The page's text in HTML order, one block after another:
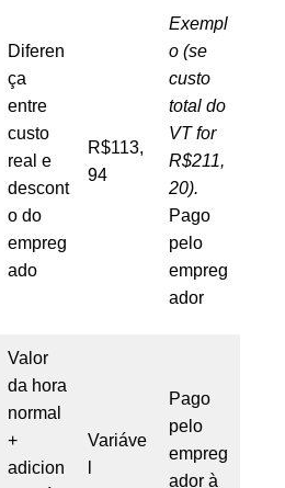
Diferen
ça
entre
custo
real e
descont
o do
empreg
ado
R$113,
94
Exempl
o (se
custo
total do
VT for
R$211,
20).
Pago
pelo
empreg
ador
Valor
da hora
normal
+
adicion
Variáve
Pago
pelo
empreg
ador à